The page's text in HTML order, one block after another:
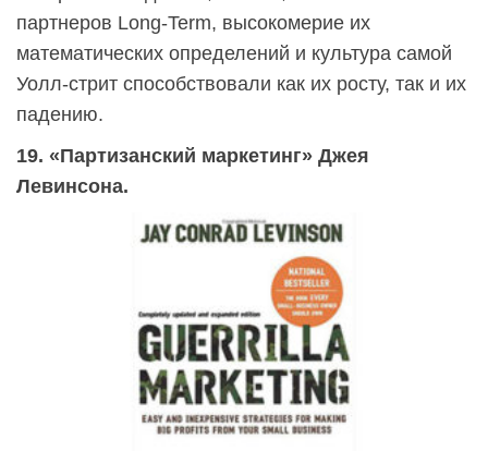
партнеров Long-Term, высокомерие их
математических определений и культура самой
Уолл-стрит способствовали как их росту, так и их
падению.
19. «Партизанский маркетинг» Джея
Левинсона.